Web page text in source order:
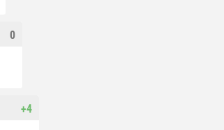
0
+4